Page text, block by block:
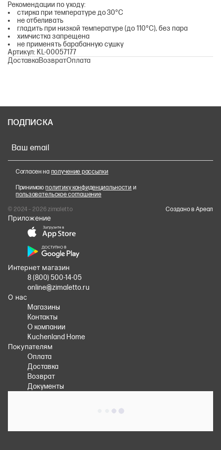
Рекомендации по уходу:
стирка при температуре до 30°С
не отбеливать
гладить при низкой температуре (до 110°С), без пара
химчистка запрещена
не применять барабанную сушку
Артикул: KL-00057177
ДоставкаВозвратОплата
ПОДПИСКА
Ваш email
Согласен на получение рассылки
Принимаюполитику конфиденциальности и
пользовательское соглашение
© 2024 – 2026 zimaletto
Cоздано в Ареал
Приложение
Интернет магазин
8 (800) 500-14-05
online@zimaletto.ru
О нас
Магазины
Контакты
О компании
Kuchenland Home
Покупателям
Оплата
Доставка
Возврат
Документы